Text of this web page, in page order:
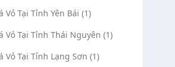
Vỏ Tại Tỉnh Yên Bái (1)
Vỏ Tại Tỉnh Thái Nguyên (1)
Vỏ Tại Tỉnh Lạng Sơn (1)